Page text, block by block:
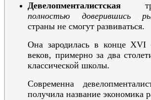
Девелопменталистская
полностью доверившись
страны не смогут развиваться.
Она зародилась в конце
веков, примерно за два
классической школы.
Современна
получила название экономика